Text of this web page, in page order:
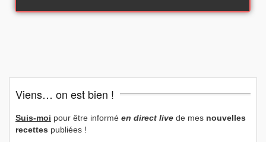
Viens… on est bien !
Suis-moi pour être informé en direct live de mes nouvelles
recettes publiées !